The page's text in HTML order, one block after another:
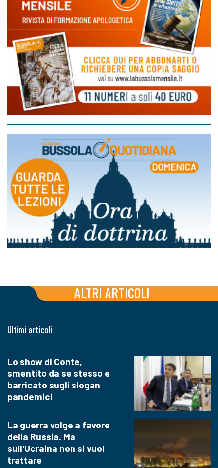
ALTRI ARTICOLI
Ultimi articoli
Lo show di Conte,
smentito da se stesso e
barricato sugli slogan
pandemici
La guerra volge a favore
della Russia. Ma
sull'Ucraina non si vuol
trattare